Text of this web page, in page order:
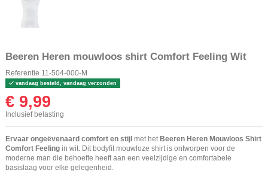
Beeren Heren mouwloos shirt Comfort Feeling Wit
Referentie 11-504-000-M
vandaag besteld, vandaag verzonden
€ 9,99
Inclusief belasting
Ervaar ongeëvenaard comfort en stijl met het Beeren Heren Mouwloos Shirt
Comfort Feeling in wit. Dit bodyfit mouwloze shirt is ontworpen voor de
moderne man die behoefte heeft aan een veelzijdige en comfortabele
basislaag voor elke gelegenheid.